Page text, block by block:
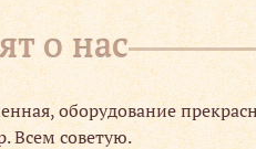
о нас
оборудование
Всем советую.